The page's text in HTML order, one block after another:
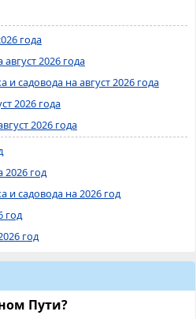
года
2026 года
садовода на август 2026 года
2026 года
2026 года
год
и садовода на 2026 год
год
год
Пути?